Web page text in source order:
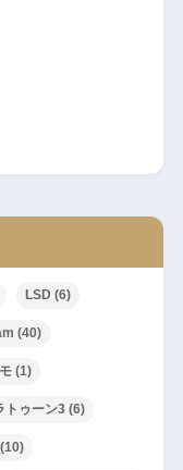
LSD (6)
(40)
(1)
トゥーン3(6)
(10)